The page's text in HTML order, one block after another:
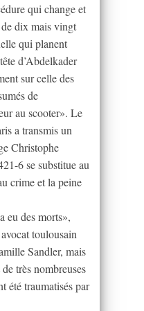
qui change et
dix mais vingt
qui planent
d’Abdelkader
sur celle des
de
au scooter». Le
a transmis un
Christophe
6 se substitue au
crime et la peine
eu des morts»,
toulousain
Sandler, mais
très nombreuses
été traumatisés par